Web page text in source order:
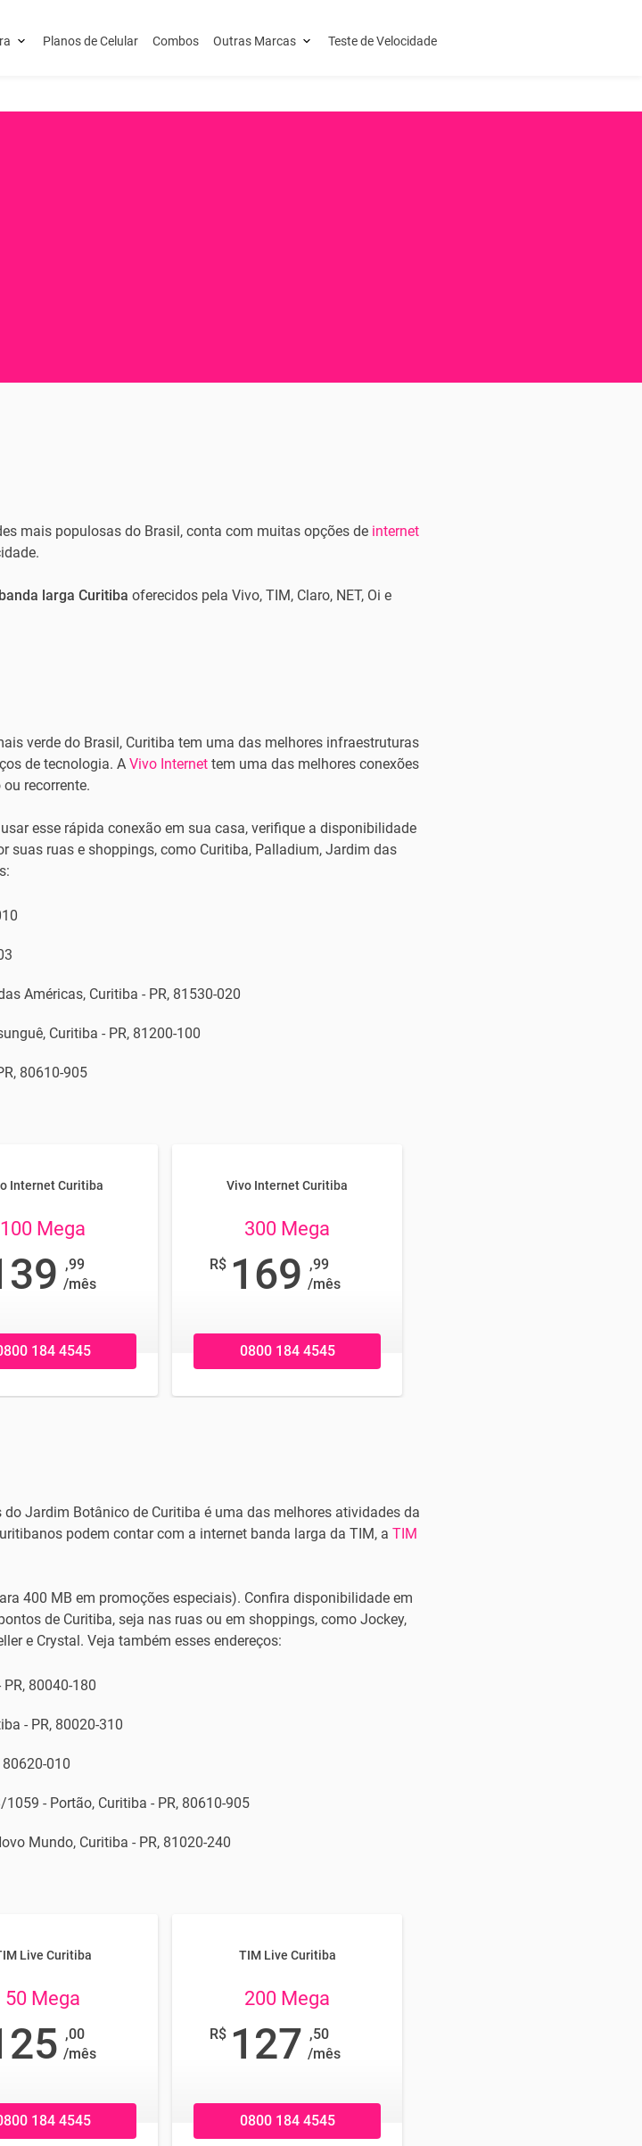
Planos de Celular Combos Outras Marcas Teste de Velocidade
mais populosas do Brasil, conta com muitas opções de internet
larga Curitiba oferecidos pela Vivo, TIM, Claro, NET, Oi e
verde do Brasil, Curitiba tem uma das melhores infraestruturas
de tecnologia. A Vivo Internettem uma das melhores conexões
recorrente.
esse rápida conexão em sua casa, verifique a disponibilidade
suas ruas e shoppings, como Curitiba, Palladium, Jardim das
Américas, Curitiba - PR, 81530-020
Curitiba - PR, 81200-100
80610-905
Internet Curitiba
100 Mega
,99
/mês
184 4545
Vivo Internet Curitiba
300 Mega
R$ 169 ,99
/mês
0800 184 4545
Jardim Botânico de Curitiba é uma das melhores atividades da
podem contar com a internet banda larga da TIM, a TIM
400 MB em promoções especiais). Confira disponibilidade em
de Curitiba, seja nas ruas ou em shoppings, como Jockey,
e Crystal. Veja também esses endereços:
80040-180
- PR, 80020-310
80620-010
- Portão, Curitiba - PR, 80610-905
Mundo, Curitiba - PR, 81020-240
Live Curitiba
50 Mega
,00
/mês
184 4545
TIM Live Curitiba
200 Mega
R$ 127 ,50
/mês
0800 184 4545